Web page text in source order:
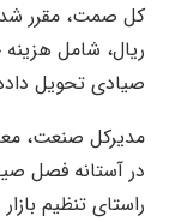
ریال، شامل
صیادی تحویل
مدیرکل صنعت،
در آستانه فصل
راستای تنظیم